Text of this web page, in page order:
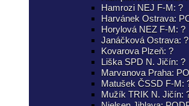
Hamrozi NEJ F-M: ?
Harvánek Ostrava:
Horylová NEZ F-M: ?
Janáčková Ostrava: ?
Kovarova Plzeň: ?
Liška SPD N. Jičín: ?
Marvanova Praha:
Matušek ČSSD F-M:
Mužík TRIK N. Jičín: